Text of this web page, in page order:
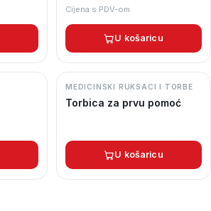
Cijena s PDV-om
U košaricu
MEDICINSKI RUKSACI I TORBE
Torbica za prvu pomoć
U košaricu